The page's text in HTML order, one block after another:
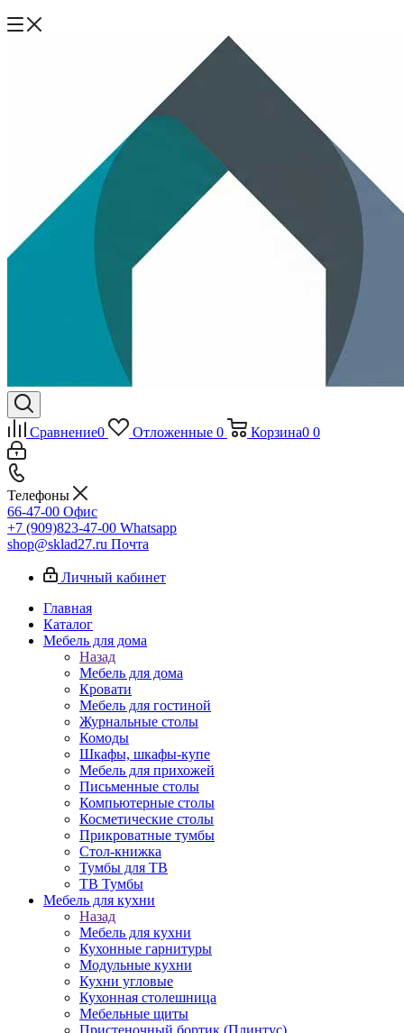
Сравнение0 Отложенные 0 Корзина0 0
Телефоны
66-47-00 Офис
+7 (909)823-47-00 Whatsapp
shop@sklad27.ru Почта
Личный кабинет
Главная
Каталог
Мебель для дома
Назад
Мебель для дома
Кровати
Мебель для гостиной
Журнальные столы
Комоды
Шкафы, шкафы-купе
Мебель для прихожей
Письменные столы
Компьютерные столы
Косметические столы
Прикроватные тумбы
Стол-книжка
Тумбы для ТВ
ТВ Тумбы
Мебель для кухни
Назад
Мебель для кухни
Кухонные гарнитуры
Модульные кухни
Кухни угловые
Кухонная столешница
Мебельные щиты
Пристеночный бортик (Плинтус)